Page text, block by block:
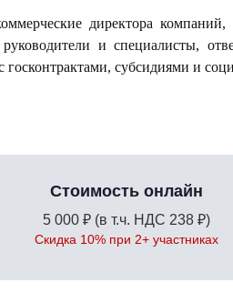
директора компаний,
и специалисты,
госконтрактами, субсидиями и
Стоимость онлайн
5 000 ₽ (в т.ч. НДС 238 ₽)
Скидка 10% при 2+ участниках